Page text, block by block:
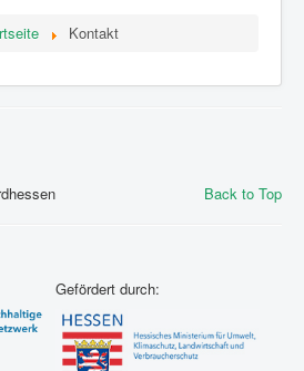
Kontakt
Back to Top
Gefördert durch: